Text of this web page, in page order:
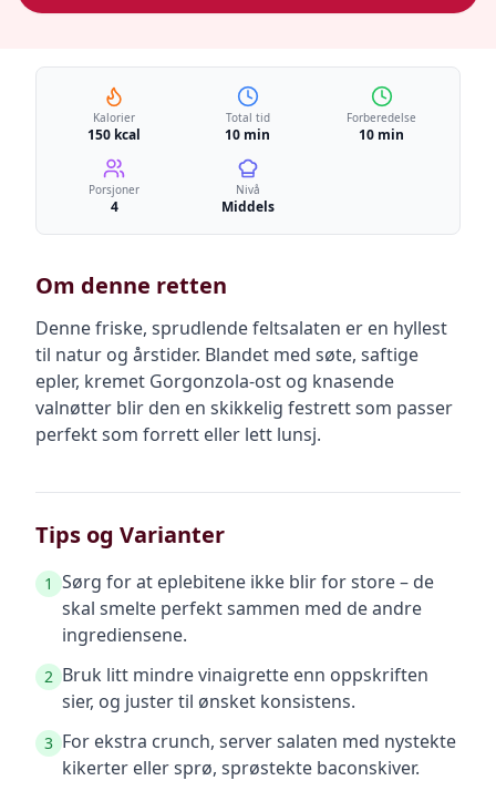
Kalorier
150 kcal
Total tid
10 min
Forberedelse
10 min
Porsjoner
4
Nivå
Middels
Om denne retten
Denne friske, sprudlende feltsalaten er en hyllest
til natur og årstider. Blandet med søte, saftige
epler, kremet Gorgonzola-ost og knasende
valnøtter blir den en skikkelig festrett som passer
perfekt som forrett eller lett lunsj.
Tips og Varianter
1 Sørg for at eplebitene ikke blir for store – de
skal smelte perfekt sammen med de andre
ingrediensene.
2 Bruk litt mindre vinaigrette enn oppskriften
sier, og juster til ønsket konsistens.
3 For ekstra crunch, server salaten med nystekte
kikerter eller sprø, sprøstekte baconskiver.